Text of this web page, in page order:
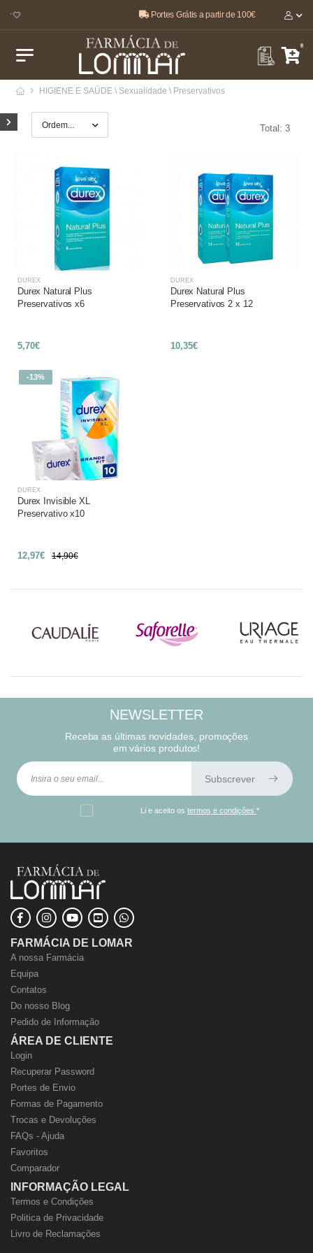
🤍 Portes Grátis a partir de 100€
0
HIGIENE E SAÚDE \ Sexualidade \ Preservativos
Total: 3
DUREX
Durex Natural Plus
Preservativos x6
5,70€
DUREX
Durex Natural Plus
Preservativos 2 x 12
10,35€
-13%
DUREX
Durex Invisible XL
Preservativo x10
12,97€ 14,90€
NEWSLETTER
Receba as últimas novidades, promoções
em vários produtos!
Subscrever
Li e aceito ostermos e condições*
FARMÁCIA DE LOMAR
A nossa Farmácia
Equipa
Contatos
Do nosso Blog
Pedido de Informação
ÁREA DE CLIENTE
Login
Recuperar Password
Portes de Envio
Formas de Pagamento
Trocas e Devoluções
FAQs - Ajuda
Favoritos
Comparador
INFORMAÇÃO LEGAL
Termos e Condições
Politica de Privacidade
Livro de Reclamações